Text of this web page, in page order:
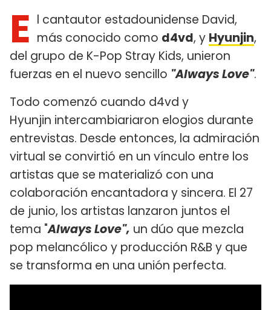
E l cantautor estadounidense David,
más conocido como d4vd, y Hyunjin,
del grupo de K-Pop Stray Kids, unieron
fuerzas en el nuevo sencillo "Always Love".
Todo comenzó cuando d4vd y
Hyunjin intercambiariaron elogios durante
entrevistas. Desde entonces, la admiración
virtual se convirtió en un vínculo entre los
artistas que se materializó con una
colaboración encantadora y sincera. El 27
de junio, los artistas lanzaron juntos el
tema "Always Love", un dúo que mezcla
pop melancólico y producción R&B y que
se transforma en una unión perfecta.